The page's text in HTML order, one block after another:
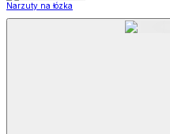
Narzuty na łózka